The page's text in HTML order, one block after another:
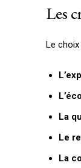
Les
Le
La
Le
La